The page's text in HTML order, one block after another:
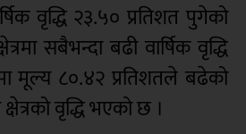
वृद्धि २३.५० प्रतिशत पुगेको
सबैभन्दा बढी वार्षिक वृद्धि
मूल्य ८०.४२ प्रतिशतले बढेको
वृद्धि भएको छ ।